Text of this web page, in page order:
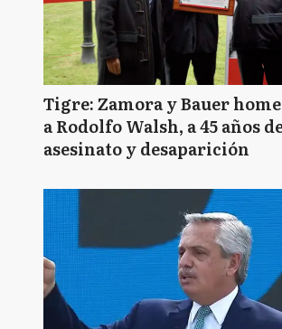
Tigre: Zamora y Bauer
a Rodolfo Walsh, a 45 años
asesinato y desaparición